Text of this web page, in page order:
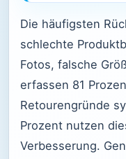
Die häufigsten
schlechte
Fotos, falsche
erfassen 81
Retourengründe
Prozent nutzen
Verbesserung.